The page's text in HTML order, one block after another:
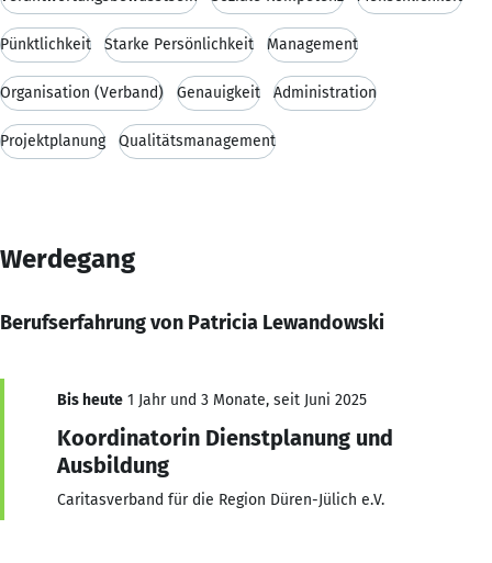
Pünktlichkeit Starke Persönlichkeit Management
Organisation (Verband) Genauigkeit Administration
Projektplanung Qualitätsmanagement
Werdegang
Berufserfahrung von Patricia Lewandowski
Bis heute 1 Jahr und 3 Monate, seit Juni 2025
Koordinatorin Dienstplanung und
Ausbildung
Caritasverband für die Region Düren-Jülich e.V.